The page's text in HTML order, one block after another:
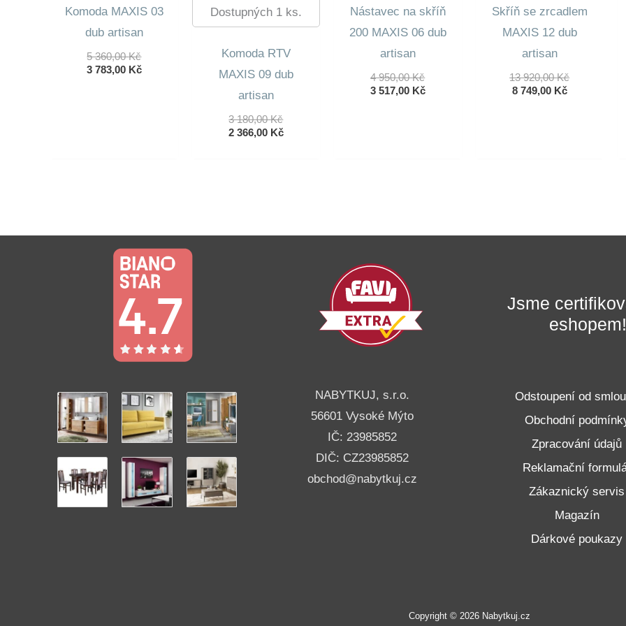
Komoda MAXIS 03
dub artisan
5 360,00KčPůvodní
Cena
3 783,00 KčAktuální
Dostupných 1 ks.
Komoda RTV
MAXIS 09 dub
artisan
3 180,00KčPůvodní
Cena
2 366,00 KčAktuální
Nástavec na skříň
200 MAXIS 06 dub
artisan
4 950,00KčPůvodní
Cena
3 517,00 KčAktuální
Skříň se zrcadlem
MAXIS 12 dub
artisan
13 920,00KčPůvodní
8 749,00 KčAktuální
Jsme
eshopem!
NABYTKUJ, s.r.o.
56601 Vysoké Mýto
IČ: 23985852
DIČ: CZ23985852
obchod@nabytkuj.cz
Odstoupení od
Obchodní
Zpracování údajů
Reklamační
Zákaznický servis
Magazín
Dárkové poukazy
Copyright © 2026 Nabytkuj.cz